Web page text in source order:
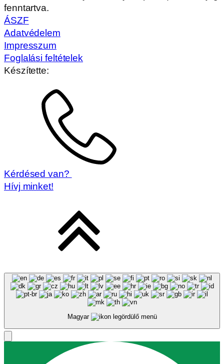
fenntartva.
ÁSZF
Adatvédelem
Impresszum
Foglalási feltételek
Készítette:
Kérdésed van?
Hívj minket!
Magyar